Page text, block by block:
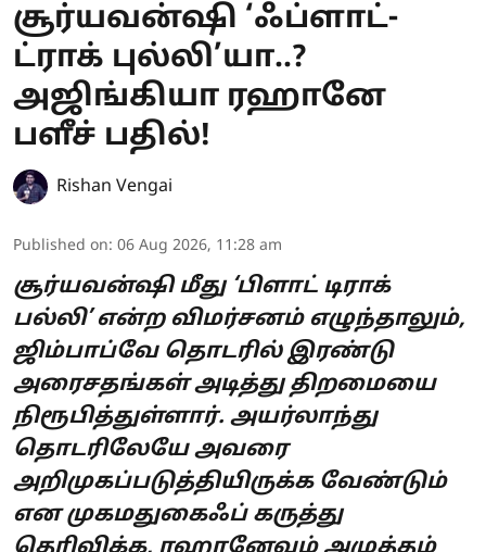
சூர்யவன்ஷி ‘ஃப்ளாட்-
ட்ராக் புல்லி’யா..?
அஜிங்கியா ரஹானே
பளீச் பதில்!
Rishan Vengai
Published on: 06 Aug 2026, 11:28 am
சூர்யவன்ஷி மீது ‘பிளாட் டிராக்
பல்லி’ என்ற விமர்சனம் எழுந்தாலும்,
ஜிம்பாப்வே தொடரில் இரண்டு
அரைசதங்கள் அடித்து திறமையை
நிரூபித்துள்ளார். அயர்லாந்து
தொடரிலேயே அவரை
அறிமுகப்படுத்தியிருக்க வேண்டும்
என முகமதுகைஃப் கருத்து